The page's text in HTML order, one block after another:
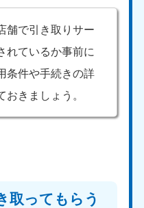
舗で引き取りサー
れているか事前に
条件や手続きの詳
おきましょう。
取ってもらう